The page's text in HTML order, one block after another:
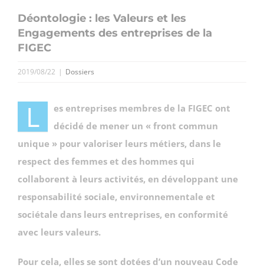
Déontologie : les Valeurs et les
Engagements des entreprises de la
FIGEC
2019/08/22 | Dossiers
L
es entreprises membres de la FIGEC ont
décidé de mener un « front commun
unique » pour valoriser leurs métiers, dans le
respect des femmes et des hommes qui
collaborent à leurs activités, en développant une
responsabilité sociale, environnementale et
sociétale dans leurs entreprises, en conformité
avec leurs valeurs.
Pour cela, elles se sont dotées d’un nouveau Code